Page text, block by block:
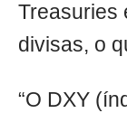
Treasuries
divisas, o
“O DXY